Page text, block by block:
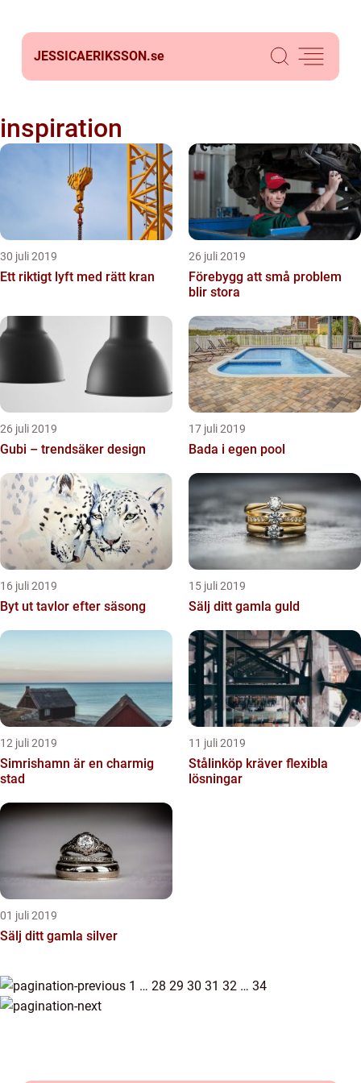
JESSICAERIKSSON.se
inspiration
30 juli 2019
Ett riktigt lyft med rätt kran
26 juli 2019
Förebygg att små problem
blir stora
26 juli 2019
Gubi – trendsäker design
17 juli 2019
Bada i egen pool
16 juli 2019
Byt ut tavlor efter säsong
15 juli 2019
Sälj ditt gamla guld
12 juli 2019
Simrishamn är en charmig
stad
11 juli 2019
Stålinköp kräver flexibla
lösningar
01 juli 2019
Sälj ditt gamla silver
1 … 28 29 30 31 32 … 34